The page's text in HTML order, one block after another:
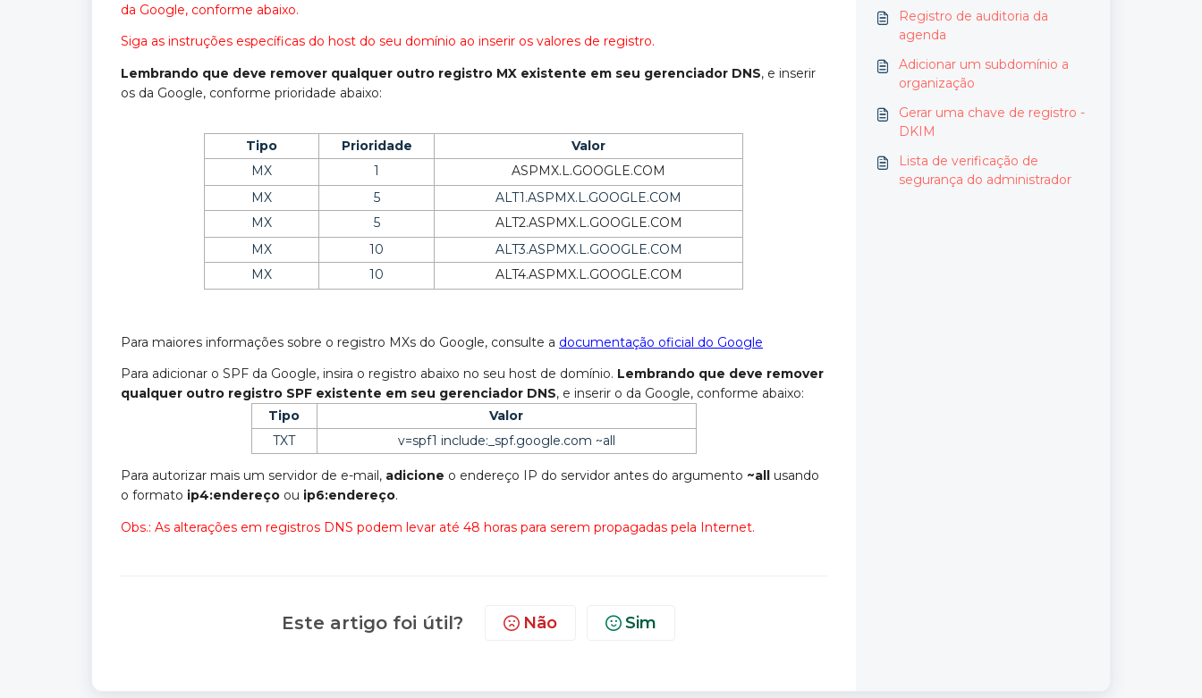
da Google, conforme abaixo.
Siga as instruções específicas do host do seu domínio ao inserir os valores de registro.
Lembrando que deve remover qualquer outro registro MX existente em seu gerenciador DNS, e inserir
os da Google, conforme prioridade abaixo:
Tipo Prioridade
Valor
MX
1
ASPMX.L.GOOGLE.COM
MX
5
ALT1.ASPMX.L.GOOGLE.COM
MX
5
ALT2.ASPMX.L.GOOGLE.COM
MX
10
ALT3.ASPMX.L.GOOGLE.COM
MX
10 ALT4.ASPMX.L.GOOGLE.COM
Para maiores informações sobre o registro MXs do Google, consulte a documentação oficial do Google
Para adicionar o SPF da Google, insira o registro abaixo no seu host de domínio. Lembrando que deve remover
qualquer outro registro SPF existente em seu gerenciador DNS, e inserir o da Google, conforme abaixo:
Tipo
Valor
TXT
v=spf1 include:_spf.google.com ~all
Para autorizar mais um servidor de e-mail, adicione o endereço IP do servidor antes do argumento ~all usando
o formato ip4:endereço ou ip6:endereço.
Obs.: As alterações em registros DNS podem levar até 48 horas para serem propagadas pela Internet.
Este artigo foi útil? Não Sim
Registro de auditoria da
agenda
Adicionar um subdomínio a
organização
Gerar uma chave de registro -
DKIM
Lista de verificação de
segurança do administrador